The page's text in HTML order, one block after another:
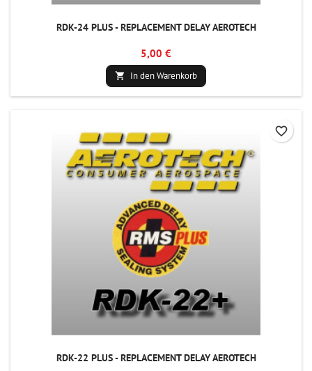
RDK-24 PLUS - REPLACEMENT DELAY AEROTECH
5,00 €
 In den Warenkorb
RDK-22 PLUS - REPLACEMENT DELAY AEROTECH
favorite_border